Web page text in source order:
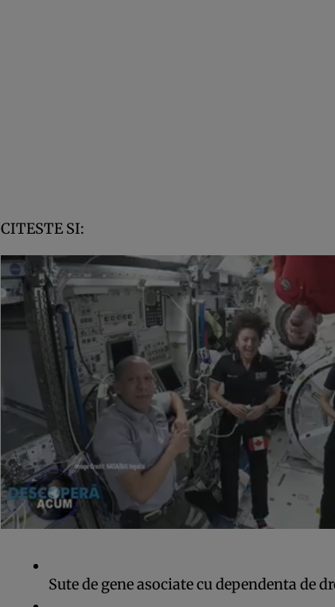
CITESTE SI:
Sute de gene asociate cu dependenta de